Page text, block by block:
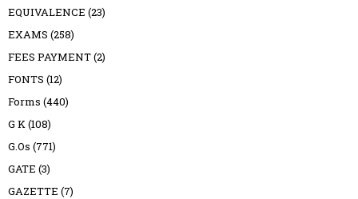
EQUIVALENCE (23)
EXAMS (258)
FEES PAYMENT(2)
FONTS (12)
Forms (440)
G K(108)
G.Os (771)
GATE (3)
GAZETTE (7)